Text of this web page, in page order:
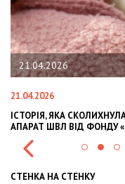
21.04.2026
21.04.2026
ІСТОРІЯ, ЯКА
АПАРАТ ШВЛ ВІД ФОНДУ
СТЕНКА НА СТЕНКУ